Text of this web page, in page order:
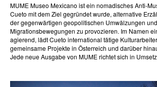
MUME Museo Mexicano ist ein nomadisches Anti-
Cueto mit dem Ziel gegründet wurde, alternative
der gegenwärtigen geopolitischen Umwälzungen
Migrationsbewegungen zu provozieren. Im Namen
agierend, lädt Cueto international tätige
gemeinsame Projekte in Österreich und darüber
Jede neue Ausgabe von MUME richtet sich in